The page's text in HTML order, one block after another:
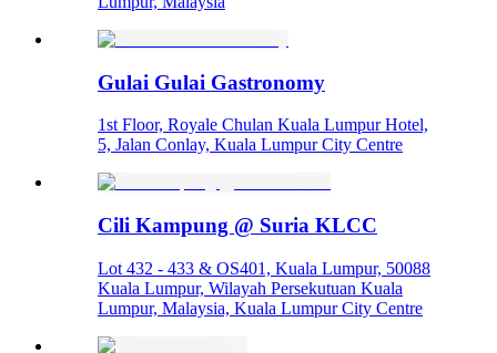
Gulai Gulai Gastronomy
1st Floor, Royale Chulan Kuala Lumpur Hotel,
5, Jalan Conlay, Kuala Lumpur City Centre
Cili Kampung @ Suria KLCC
Lot 432 - 433 & OS401, Kuala Lumpur, 50088
Kuala Lumpur, Wilayah Persekutuan Kuala
Lumpur, Malaysia, Kuala Lumpur City Centre